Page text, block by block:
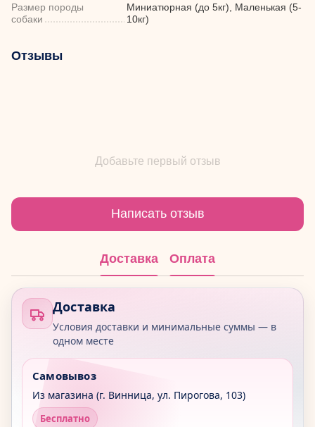
Размер породы
собаки
Миниатюрная (до 5кг), Маленькая (5-
10кг)
Отзывы
Добавьте первый отзыв
Написать отзыв
Доставка Оплата
Доставка
Условия доставки и минимальные суммы — в
одном месте
Самовывоз
Из магазина (г. Винница, ул. Пирогова, 103)
Бесплатно